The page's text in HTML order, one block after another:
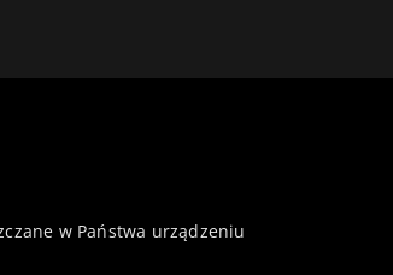
w Państwa urządzeniu